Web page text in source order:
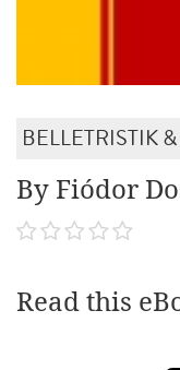
BELLETRISTIK
By Fiódor
Read this